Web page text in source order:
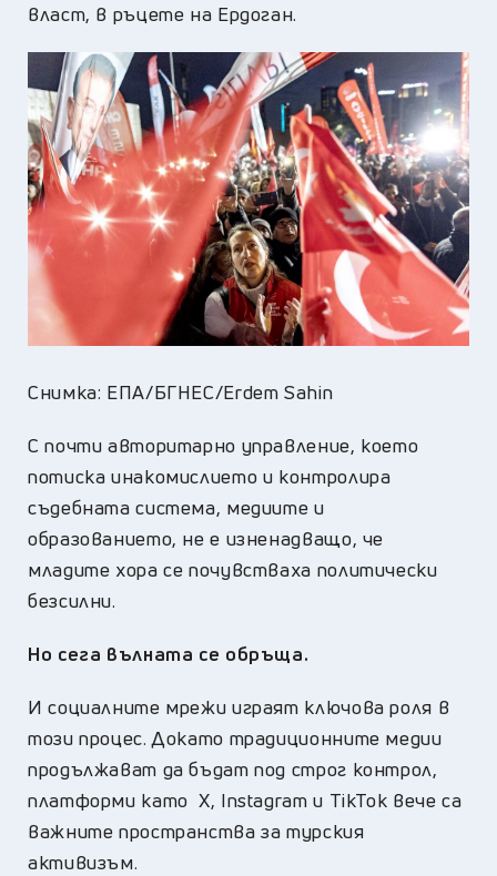
власт, в ръцете на Ердоган.
Снимка: ЕПА/БГНЕС/Erdem Sahin
С почти авторитарно управление, което
потиска инакомислието и контролира
съдебната система, медиите и
образованието, не е изненадващо, че
младите хора се почувстваха политически
безсилни.
Но сега вълната се обръща.
И социалните мрежи играят ключова роля в
този процес. Докато традиционните медии
продължават да бъдат под строг контрол,
платформи като Х, Instagram и TikTok вече са
важните пространства за турския
активизъм.